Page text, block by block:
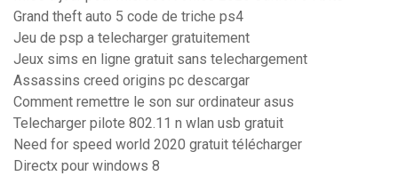
Grand theft auto 5 code de triche ps4
Jeu de psp a telecharger gratuitement
Jeux sims en ligne gratuit sans telechargement
Assassins creed origins pc descargar
Comment remettre le son sur ordinateur asus
Telecharger pilote 802.11 n wlan usb gratuit
Need for speed world 2020 gratuit télécharger
Directx pour windows 8